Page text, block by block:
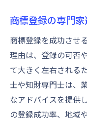
商標登録の専門
商標登録を成功させ
理由は、登録の可否
て大きく左右される
士や知財専門士は、
なアドバイスを提供
の登録成功率、地域